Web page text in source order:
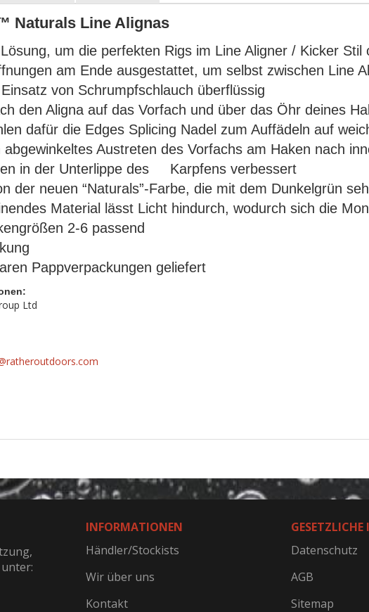
Naturals Line Alignas
um die perfekten Rigs im Line Aligner / Kicker Stil
am Ende ausgestattet, um selbst zwischen Line
von Schrumpfschlauch überflüssig
den Aligna auf das Vorfach und über das Öhr deines
dafür die Edges Splicing Nadel zum Auffädeln auf
Austreten des Vorfachs am Haken nach
in der Unterlippe des Karpfens verbessert
neuen “Naturals”-Farbe, die mit dem Dunkelgrün
Material lässt Licht hindurch, wodurch sich die
2-6 passend
Pappverpackungen geliefert
Ltd
INFORMATIONEN
Händler/Stockists
Wir über uns
Kontakt
Datenschutz
AGB
Sitemap